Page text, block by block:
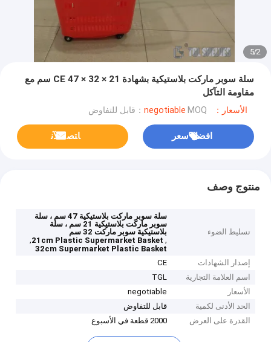
2
/
5
سلة سوبر ماركت بلاستيكية بشهادة CE 47 × 32 × 21 سم مع
مقاومة التآكل
الأسعار：negotiable MOQ：قابل للتفاوض
افضل سعر ﺎﺘﺼﻟ ﺍﻶﻧ
منتوج وصف
تسليط الضوء
سلة سوبر ماركت بلاستيكية 47 سم ، سلة
سوبر ماركت بلاستيكية 21 سم ، سلة
بلاستيكية سوبر ماركت 32 سم
,
21cm Plastic Supermarket Basket
,
32cm Supermarket Plastic Basket
إصدار الشهادات
CE
اسم العلامة التجارية
TGL
الأسعار
negotiable
الحد الأدنى لكمية
قابل للتفاوض
القدرة على العرض
2000 قطعة في الأسبوع